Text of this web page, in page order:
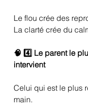
Le flou crée des
La clarté crée du
🧠 4️⃣ Le parent le
intervient
Celui qui est le plus
main.